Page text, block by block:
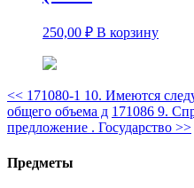
250,00 ₽ В корзину
<< 171080-1 10. Имеются
общего объема д 171086 9.
предложение . Государство >>
Предметы